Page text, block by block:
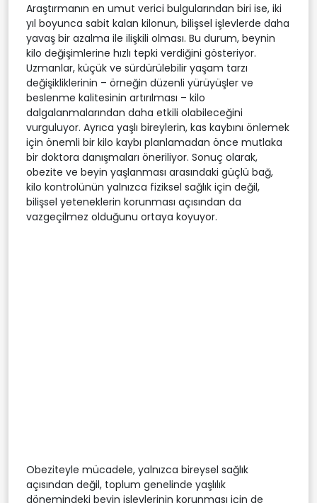
Araştırmanın en umut verici bulgularından biri ise, iki
yıl boyunca sabit kalan kilonun, bilişsel işlevlerde daha
yavaş bir azalma ile ilişkili olması. Bu durum, beynin
kilo değişimlerine hızlı tepki verdiğini gösteriyor.
Uzmanlar, küçük ve sürdürülebilir yaşam tarzı
değişikliklerinin – örneğin düzenli yürüyüşler ve
beslenme kalitesinin artırılması – kilo
dalgalanmalarından daha etkili olabileceğini
vurguluyor. Ayrıca yaşlı bireylerin, kas kaybını önlemek
için önemli bir kilo kaybı planlamadan önce mutlaka
bir doktora danışmaları öneriliyor. Sonuç olarak,
obezite ve beyin yaşlanması arasındaki güçlü bağ,
kilo kontrolünün yalnızca fiziksel sağlık için değil,
bilişsel yeteneklerin korunması açısından da
vazgeçilmez olduğunu ortaya koyuyor.
Obeziteyle mücadele, yalnızca bireysel sağlık
açısından değil, toplum genelinde yaşlılık
dönemindeki beyin işlevlerinin korunması için de